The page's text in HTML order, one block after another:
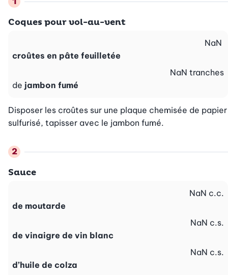
Coques pour vol-au-vent
croûtes en pâte feuilletée
NaN
de jambon fumé
NaN tranches
Disposer les croûtes sur une plaque chemisée de papier
sulfurisé, tapisser avec le jambon fumé.
Sauce
de moutarde
NaN c.c.
de vinaigre de vin blanc
NaN c.s.
d’huile de colza
NaN c.s.